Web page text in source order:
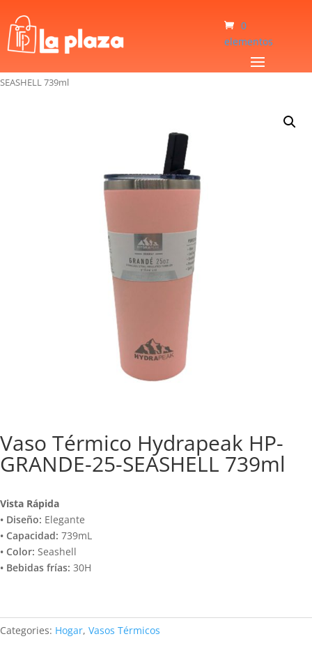
0
elementos
Vaso Térmico Hydrapeak HP-GRANDE-25-
SEASHELL 739ml
Vaso Térmico Hydrapeak HP-
GRANDE-25-SEASHELL 739ml
Vista Rápida
• Diseño: Elegante
• Capacidad: 739mL
• Color: Seashell
• Bebidas frías: 30H
Categories: Hogar, Vasos Térmicos